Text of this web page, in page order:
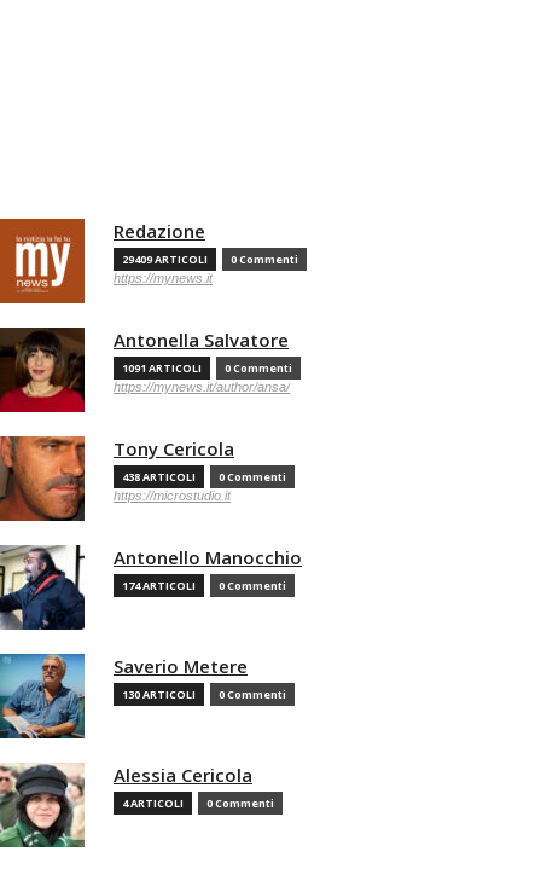
Redazione
29409 ARTICOLI 0 Commenti
https://mynews.it
Antonella Salvatore
1091 ARTICOLI 0 Commenti
https://mynews.it/author/ansa/
Tony Cericola
438 ARTICOLI 0 Commenti
https://microstudio.it
Antonello Manocchio
174 ARTICOLI 0 Commenti
Saverio Metere
130 ARTICOLI 0 Commenti
Alessia Cericola
4 ARTICOLI 0 Commenti